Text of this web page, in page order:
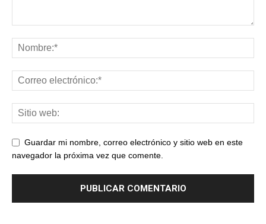
Guardar mi nombre, correo electrónico y sitio web en este
navegador la próxima vez que comente.